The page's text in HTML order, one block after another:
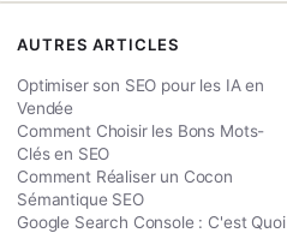
AUTRES ARTICLES
Optimiser son SEO pour les IA en
Vendée
Comment Choisir les Bons Mots-
Clés en SEO
Comment Réaliser un Cocon
Sémantique SEO
Google Search Console : C'est Quoi